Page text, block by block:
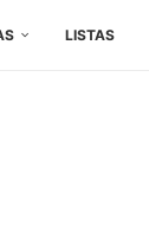
LISTAS